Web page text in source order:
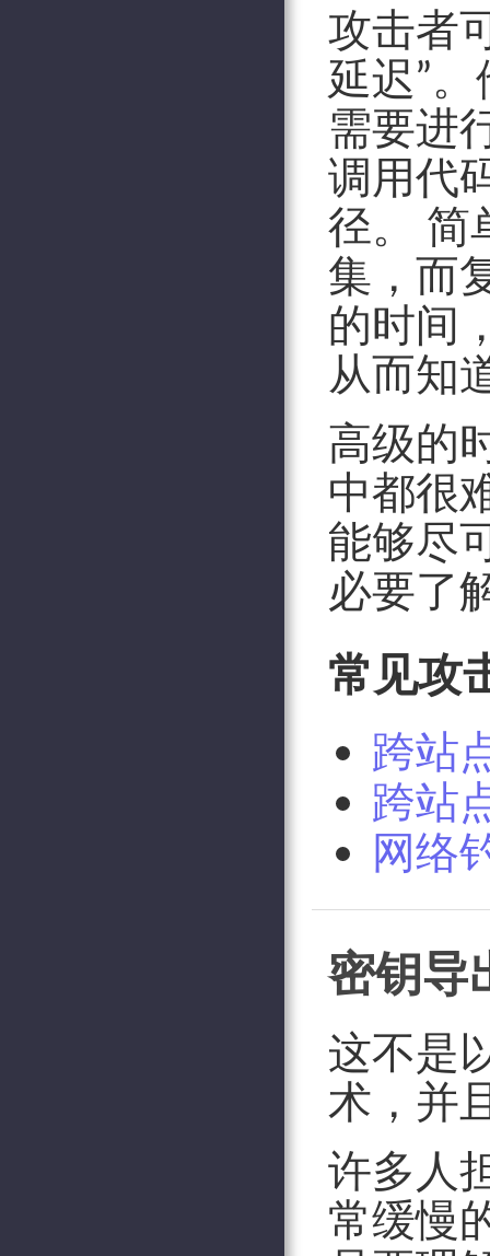
攻击者
延迟”
需要进
调用代
径。 简
集，而
的时间
从而知
高级的
中都很
能够尽
必要了
常见攻
跨站
跨站
网络
密钥导
这不是
术，并
许多人
常缓慢